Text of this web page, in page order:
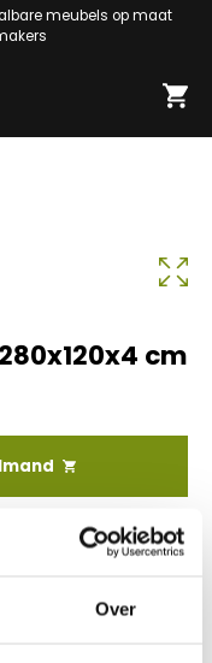
Over
meubels op maat
cm
doorgeven